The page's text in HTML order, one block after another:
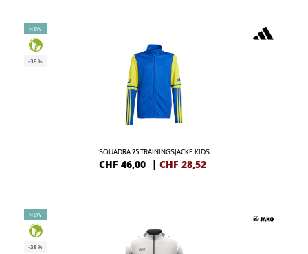
NEW
-38%
SQUADRA 25 TRAININGSJACKE KIDS
CHF 46,00 | CHF 28,52
NEW
-38%